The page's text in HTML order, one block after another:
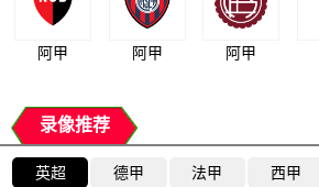
阿甲 阿甲 阿甲
录像推荐
英超 德甲 法甲 西甲